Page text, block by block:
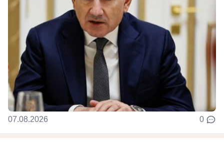
07.08.2026 0